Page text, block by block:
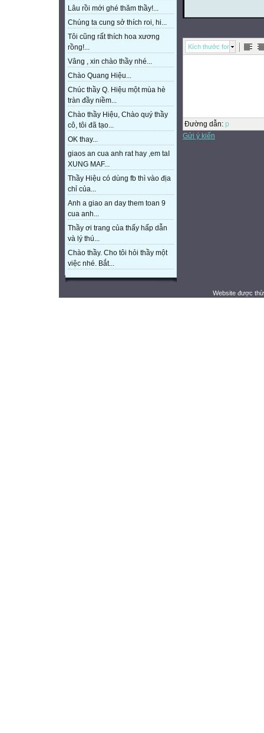
Lâu rồi mới ghé thăm thầy!...
Chúng ta cung sở thích roi, hi...
Tôi cũng rất thích hoa xương
rồng!...
Vâng , xin chào thầy nhé...
Chào Quang Hiệu...
Chúc thầy Q. Hiệu một mùa hè
tràn đầy niềm...
Chào thầy Hiệu, Chào quý thầy
cô, tôi đã tạo...
OK thay...
giaos an cua anh rat hay ,em taI
XUNG MAF...
Thầy Hiệu có dùng fb thì vào địa
chỉ của...
Anh a giao an day them toan 9
cua anh...
Thầy ơi trang của thấy hấp dẫn
và lý thú...
Chào thầy. Cho tôi hỏi thầy một
việc nhé. Bắt...
Kích thước font
Đường dẫn: p
Gửi ý kiến
Website được